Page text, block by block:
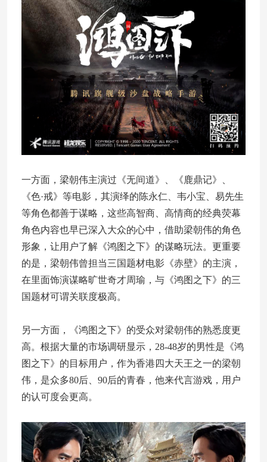
一方面，梁朝伟主演过《无间道》、《鹿鼎记》、
《色·戒》等电影，其演绎的陈永仁、韦小宝、易先生
等角色都善于谋略，这些高智商、高情商的经典荧幕
角色内容也早已深入大众的心中，借助梁朝伟的角色
形象，让用户了解《鸿图之下》的谋略玩法。更重要
的是，梁朝伟曾担当三国题材电影《赤壁》的主演，
在里面饰演谋略旷世奇才周瑜，与《鸿图之下》的三
国题材可谓关联度极高。
另一方面，《鸿图之下》的受众对梁朝伟的熟悉度更
高。根据大量的市场调研显示，28-48岁的男性是《鸿
图之下》的目标用户，作为香港四大天王之一的梁朝
伟，是众多80后、90后的青春，他来代言游戏，用户
的认可度会更高。